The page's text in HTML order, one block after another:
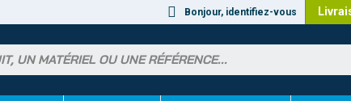
Bonjour, identifiez-vous